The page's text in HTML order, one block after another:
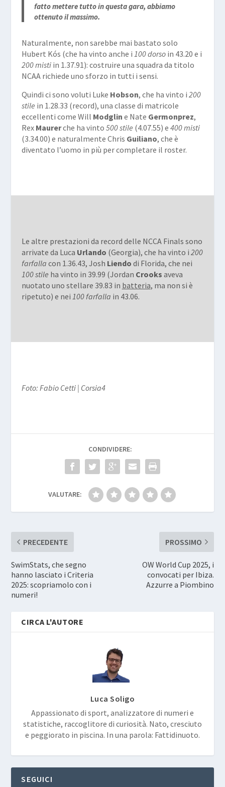
fatto mettere tutto in questa gara, abbiamo
ottenuto il massimo.
Naturalmente, non sarebbe mai bastato solo
Hubert Kós (che ha vinto anche i 100 dorsoin 43.20 e i
200 mistiin 1.37.91): costruire una squadra da titolo
NCAA richiede uno sforzo in tutti i sensi.
Quindi ci sono voluti Luke Hobson, che ha vinto i 200
stile in 1.28.33 (record), una classe di matricole
eccellenti come Will Modglin e Nate Germonprez,
Rex Maurerche ha vinto 500 stile (4.07.55) e 400 misti
(3.34.00) e naturalmente Chris Guiliano, che è
diventato l’uomo in più per completare il roster.
Le altre prestazioni da record delle NCCA Finals sono
arrivate da Luca Urlando (Georgia), che ha vinto i 200
farfalla con 1.36.43, Josh Liendo di Florida, che nei
100 stile ha vinto in 39.99 (Jordan Crooks aveva
nuotato uno stellare 39.83 in batteria, ma non si è
ripetuto) e nei 100 farfalla in 43.06.
Foto: Fabio Cetti | Corsia4
CONDIVIDERE:
VALUTARE:
PRECEDENTE
SwimStats, che segno
hanno lasciato i Criteria
2025: scopriamolo con i
numeri!
PROSSIMO
OW World Cup 2025, i
convocati per Ibiza.
Azzurre a Piombino
CIRCA L'AUTORE
Luca Soligo
Appassionato di sport, analizzatore di numeri e
statistiche, raccoglitore di curiosità. Nato, cresciuto
e peggiorato in piscina. In una parola: Fattidinuoto.
SEGUICI